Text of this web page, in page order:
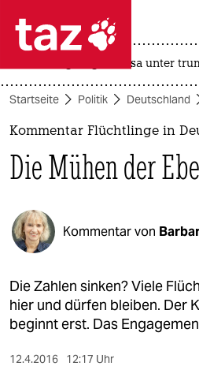
 taz zahl ich
taz zahl ich
politik
öko
gesellschaft
kultur
sport
berlin
usa unter
Startseite Politik Deutschland
Kommentar Flüchtlinge in
Die Mühen der
Kommentar von
Die Zahlen sinken? Viele
hier und dürfen bleiben. Der
beginnt erst. Das
12.4.2016 12:17 Uhr